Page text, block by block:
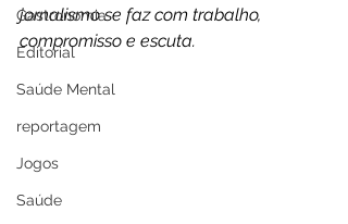
Gastronomia
Editorial
Saúde Mental
reportagem
Jogos
Saúde
jornalismo se faz com trabalho,
compromisso e escuta.